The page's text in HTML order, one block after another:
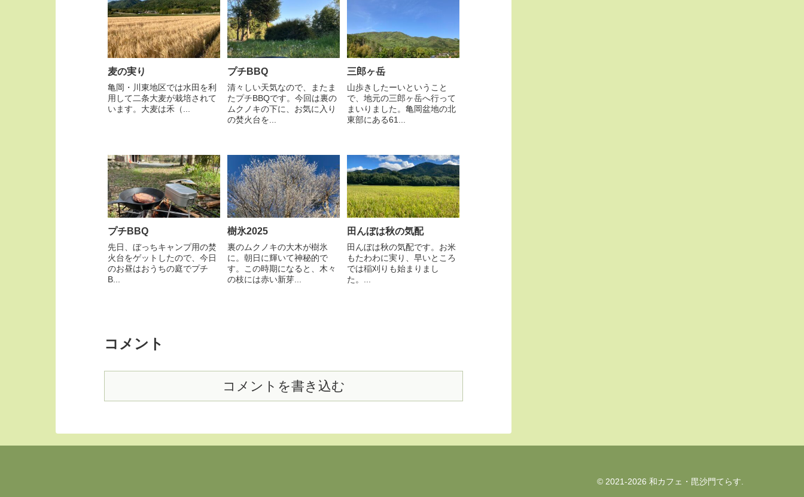
麦の実り
亀岡・川東地区では水田を利
用して二条大麦が栽培されて
います。大麦は禾（...
プチBBQ
清々しい天気なので、またま
たプチBBQです。今回は裏の
ムクノキの下に、お気に入り
の焚火台を...
三郎ヶ岳
山歩きしたーいということ
で、地元の三郎ヶ岳へ行って
まいりました。亀岡盆地の北
東部にある61...
プチBBQ
先日、ぼっちキャンプ用の焚
火台をゲットしたので、今日
のお昼はおうちの庭でプチ
B...
樹氷2025
裏のムクノキの大木が樹氷
に。朝日に輝いて神秘的で
す。この時期になると、木々
の枝には赤い新芽...
田んぼは秋の気配
田んぼは秋の気配です。お米
もたわわに実り、早いところ
では稲刈りも始まりまし
た。...
コメント
コメントを書き込む
© 2021-2026 和カフェ・毘沙門てらす.